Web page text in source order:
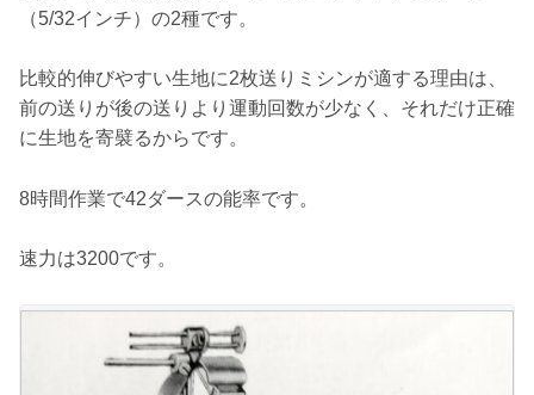
（5/32インチ）の2種です。
比較的伸びやすい生地に2枚送りミシンが適する理由は、
前の送りが後の送りより運動回数が少なく、それだけ正確
に生地を寄襞るからです。
8時間作業で42ダースの能率です。
速力は3200です。